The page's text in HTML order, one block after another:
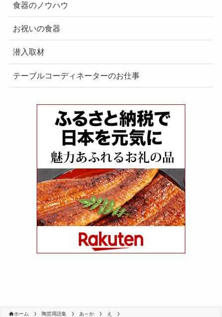
食器のノウハウ
お祝いの食器
潜入取材
テーブルコーディネーターのお仕事
ホーム 陶芸用語集 あ～か え